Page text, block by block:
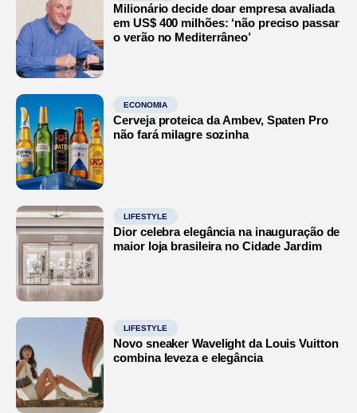
Milionário decide doar empresa avaliada
em US$ 400 milhões: ‘não preciso passar
o verão no Mediterrâneo’
ECONOMIA
Cerveja proteica da Ambev, Spaten Pro
não fará milagre sozinha
LIFESTYLE
Dior celebra elegância na inauguração de
maior loja brasileira no Cidade Jardim
LIFESTYLE
Novo sneaker Wavelight da Louis Vuitton
combina leveza e elegância